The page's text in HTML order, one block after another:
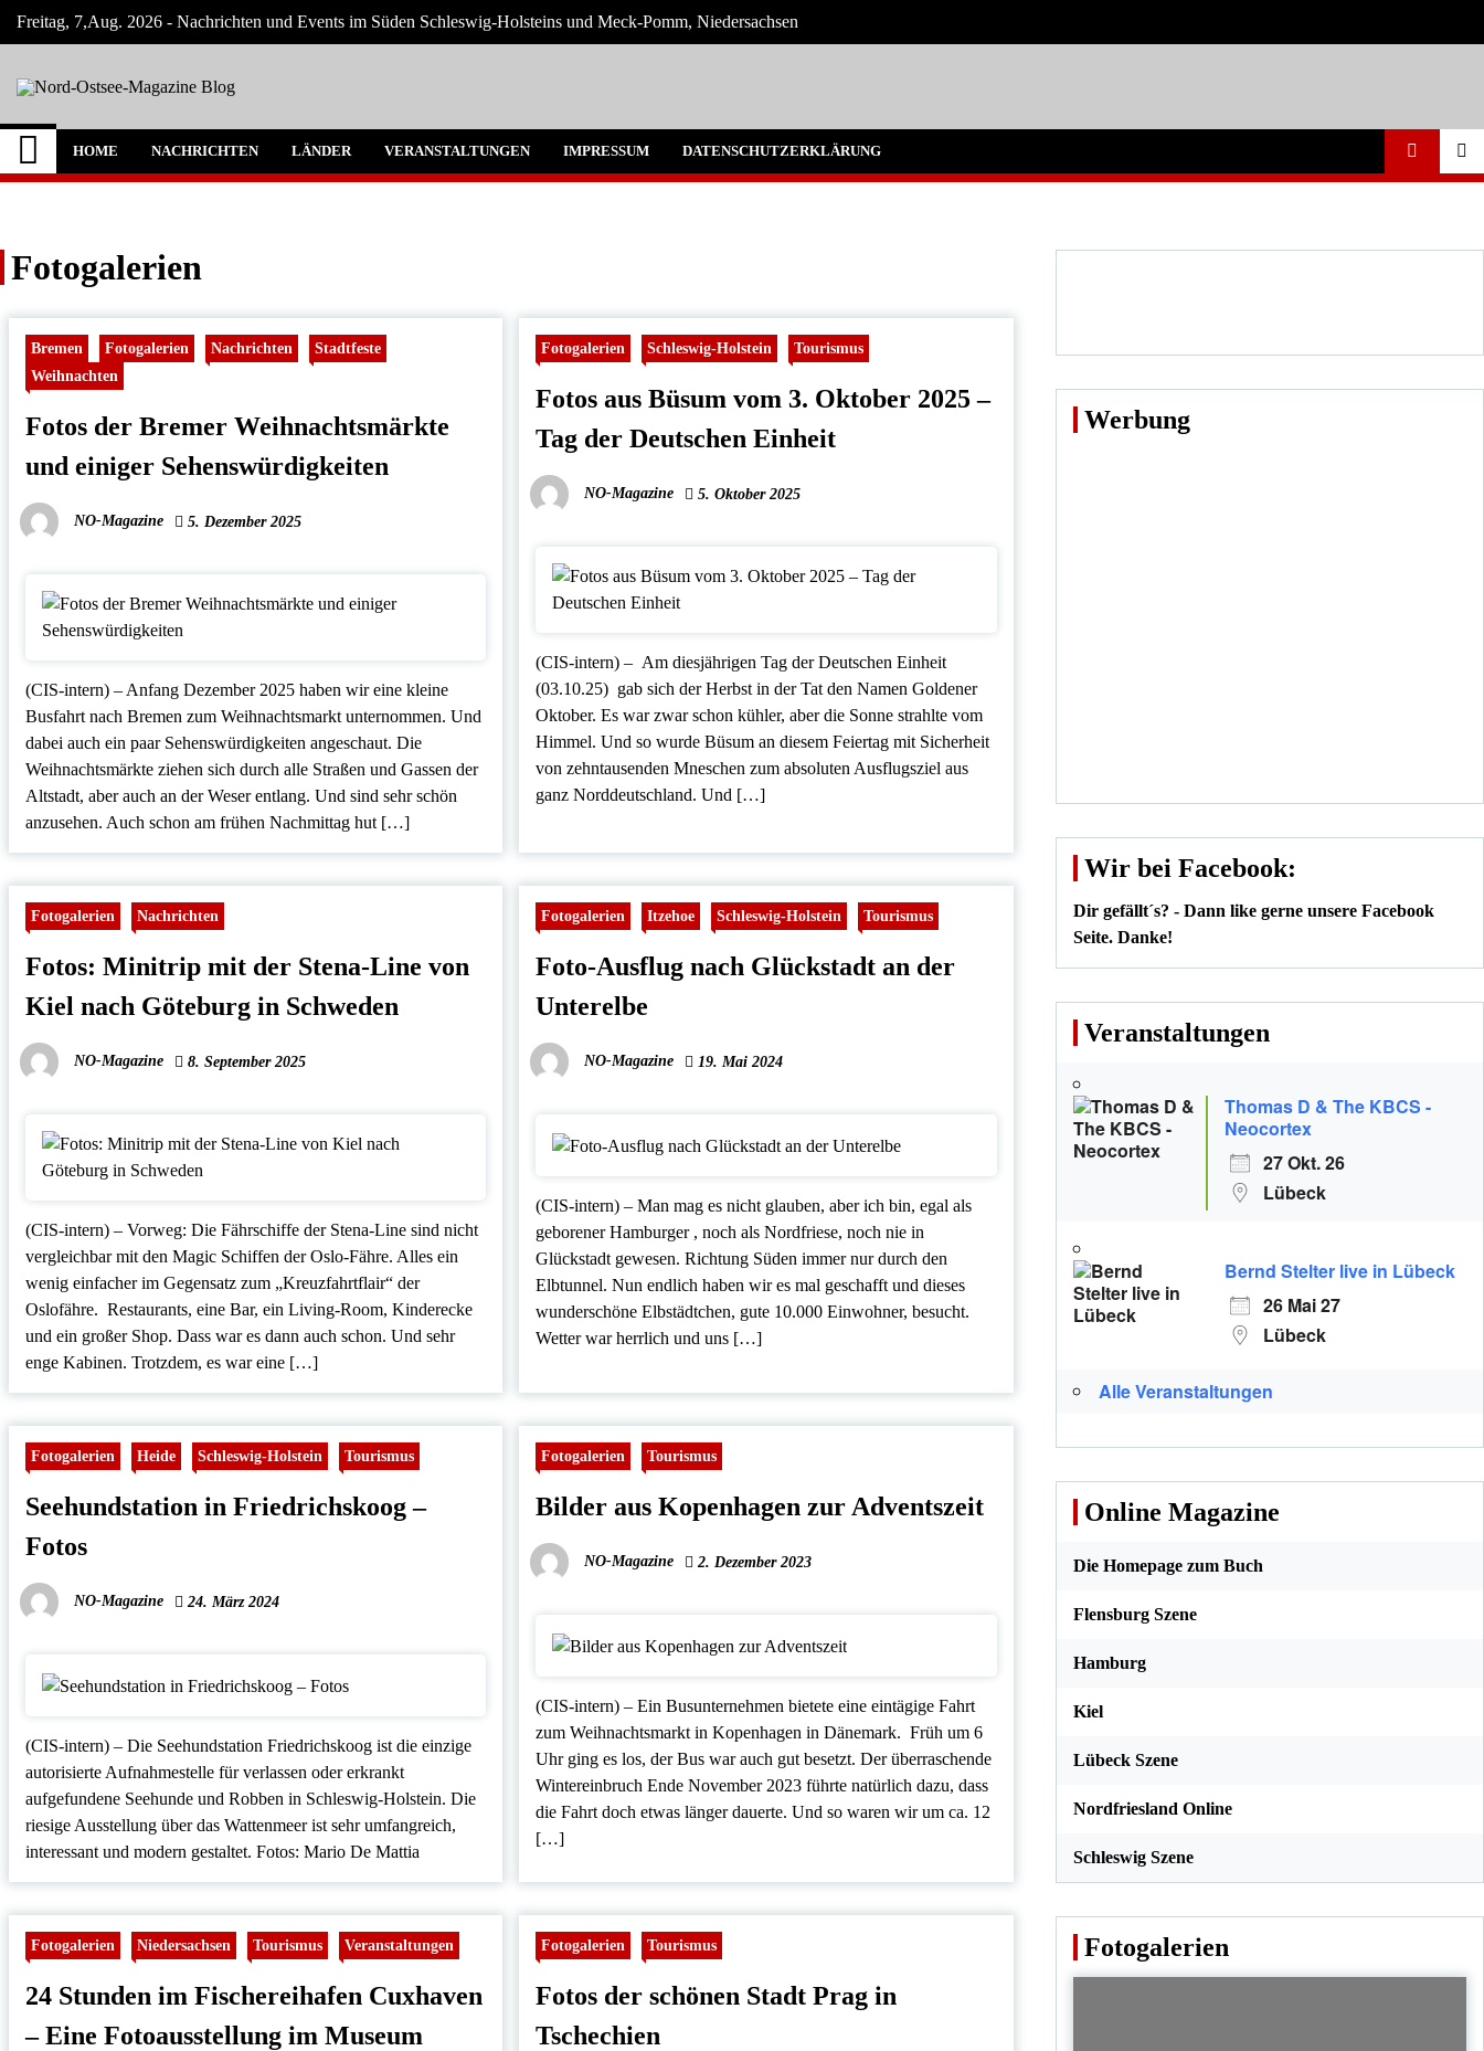
Skip
Freitag, 7,Aug. 2026 - Nachrichten und Events im Süden Schleswig-Holsteins und Meck-Pomm, Niedersachsen
Nord-Ostsee-Magazine Blog
Der Blog der Nord-Ostsee Magazine
HOME NACHRICHTEN LÄNDER VERANSTALTUNGEN IMPRESSUM DATENSCHUTZERKLÄRUNG
Fotogalerien
Bremen Fotogalerien Nachrichten
Stadtfeste
Weihnachten
Fotos der Bremer Weihnachtsmärkte
und einiger Sehenswürdigkeiten
NO-Magazine 5. Dezember 2025
(CIS-intern) – Anfang Dezember 2025 haben wir eine kleine
Busfahrt nach Bremen zum Weihnachtsmarkt unternommen. Und
dabei auch ein paar Sehenswürdigkeiten angeschaut. Die
Weihnachtsmärkte ziehen sich durch alle Straßen und Gassen der
Altstadt, aber auch an der Weser entlang. Und sind sehr schön
anzusehen. Auch schon am frühen Nachmittag hut […]
Fotogalerien Schleswig-Holstein Tourismus
Fotos aus Büsum vom 3. Oktober 2025 –
Tag der Deutschen Einheit
NO-Magazine 5. Oktober 2025
(CIS-intern) – Am diesjährigen Tag der Deutschen Einheit
(03.10.25) gab sich der Herbst in der Tat den Namen Goldener
Oktober. Es war zwar schon kühler, aber die Sonne strahlte vom
Himmel. Und so wurde Büsum an diesem Feiertag mit Sicherheit
von zehntausenden Mneschen zum absoluten Ausflugsziel aus
ganz Norddeutschland. Und […]
Fotogalerien Nachrichten
Fotos: Minitrip mit der Stena-Line von
Kiel nach Göteburg in Schweden
NO-Magazine 8. September 2025
(CIS-intern) – Vorweg: Die Fährschiffe der Stena-Line sind nicht
vergleichbar mit den Magic Schiffen der Oslo-Fähre. Alles ein
wenig einfacher im Gegensatz zum „Kreuzfahrtflair“ der
Oslofähre. Restaurants, eine Bar, ein Living-Room, Kinderecke
und ein großer Shop. Dass war es dann auch schon. Und sehr
enge Kabinen. Trotzdem, es war eine […]
Fotogalerien Itzehoe Schleswig-Holstein Tourismus
Foto-Ausflug nach Glückstadt an der
Unterelbe
NO-Magazine 19. Mai 2024
(CIS-intern) – Man mag es nicht glauben, aber ich bin, egal als
geborener Hamburger , noch als Nordfriese, noch nie in
Glückstadt gewesen. Richtung Süden immer nur durch den
Elbtunnel. Nun endlich haben wir es mal geschafft und dieses
wunderschöne Elbstädtchen, gute 10.000 Einwohner, besucht.
Wetter war herrlich und uns […]
Fotogalerien Heide Schleswig-Holstein Tourismus
Seehundstation in Friedrichskoog –
Fotos
NO-Magazine 24. März 2024
(CIS-intern) – Die Seehundstation Friedrichskoog ist die einzige
autorisierte Aufnahmestelle für verlassen oder erkrankt
aufgefundene Seehunde und Robben in Schleswig-Holstein. Die
riesige Ausstellung über das Wattenmeer ist sehr umfangreich,
interessant und modern gestaltet. Fotos: Mario De Mattia
Fotogalerien Tourismus
Bilder aus Kopenhagen zur Adventszeit
NO-Magazine 2. Dezember 2023
(CIS-intern) – Ein Busunternehmen bietete eine eintägige Fahrt
zum Weihnachtsmarkt in Kopenhagen in Dänemark. Früh um 6
Uhr ging es los, der Bus war auch gut besetzt. Der überraschende
Wintereinbruch Ende November 2023 führte natürlich dazu, dass
die Fahrt doch etwas länger dauerte. Und so waren wir um ca. 12
[…]
Fotogalerien Niedersachsen Tourismus Veranstaltungen
24 Stunden im Fischereihafen Cuxhaven
– Eine Fotoausstellung im Museum
Fotogalerien Tourismus
Fotos der schönen Stadt Prag in
Tschechien
Werbung
Wir bei Facebook:
Dir gefällt´s? - Dann like gerne unsere Facebook
Seite. Danke!
Veranstaltungen
Thomas D & The KBCS -
Neocortex
27 Okt. 26
Lübeck
Bernd Stelter live in Lübeck
26 Mai 27
Lübeck
Alle Veranstaltungen
Online Magazine
Die Homepage zum Buch
Flensburg Szene
Hamburg
Kiel
Lübeck Szene
Nordfriesland Online
Schleswig Szene
Fotogalerien